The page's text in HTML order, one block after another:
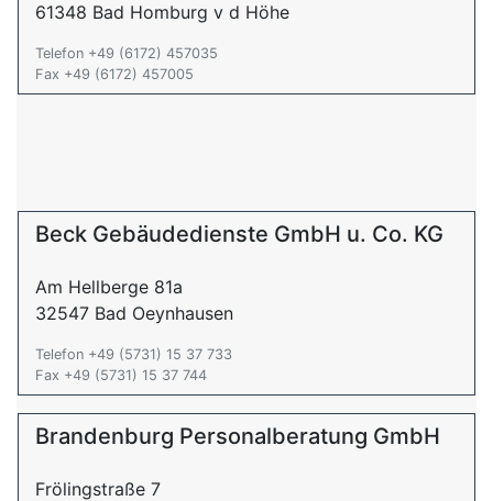
61348 Bad Homburg v d Höhe
Telefon +49 (6172) 457035
Fax +49 (6172) 457005
Beck Gebäudedienste GmbH u. Co. KG
Am Hellberge 81a
32547 Bad Oeynhausen
Telefon +49 (5731) 15 37 733
Fax +49 (5731) 15 37 744
Brandenburg Personalberatung GmbH
Frölingstraße 7